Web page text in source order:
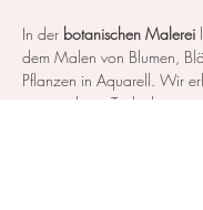
In der botanischen Malerei
dem Malen von Blumen,
Pflanzen in Aquarell. Wir
notwendigen Techniken,